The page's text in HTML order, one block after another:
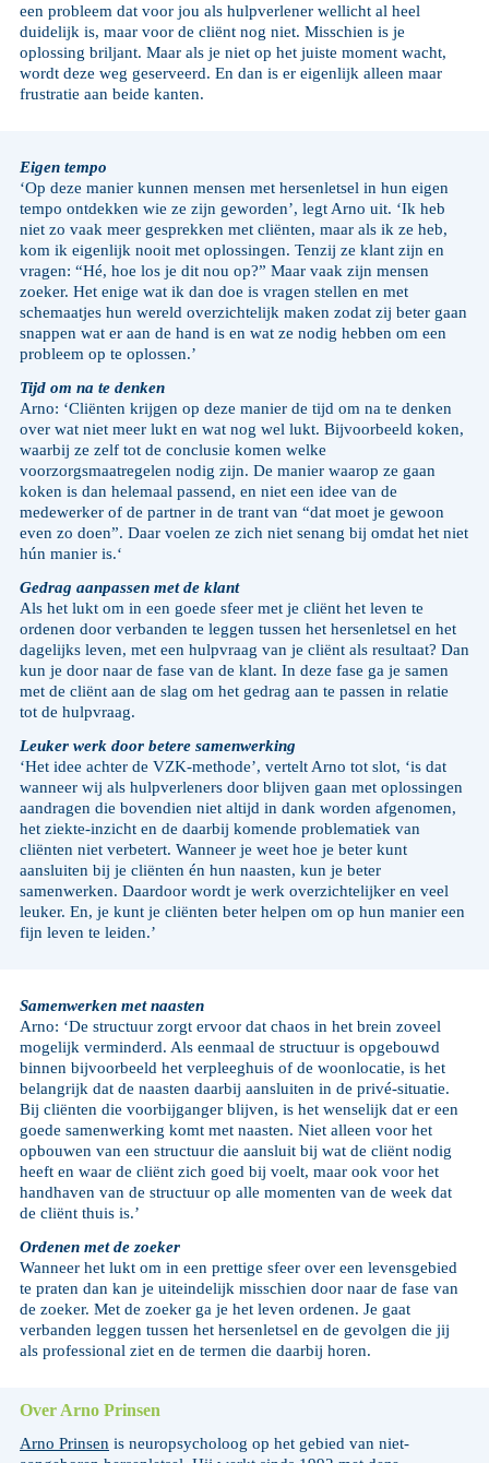
een probleem dat voor jou als hulpverlener wellicht al heel
duidelijk is, maar voor de cliënt nog niet. Misschien is je
oplossing briljant. Maar als je niet op het juiste moment wacht,
wordt deze weg geserveerd. En dan is er eigenlijk alleen maar
frustratie aan beide kanten.
Eigen tempo
‘Op deze manier kunnen mensen met hersenletsel in hun eigen
tempo ontdekken wie ze zijn geworden’, legt Arno uit. ‘Ik heb
niet zo vaak meer gesprekken met cliënten, maar als ik ze heb,
kom ik eigenlijk nooit met oplossingen. Tenzij ze klant zijn en
vragen: “Hé, hoe los je dit nou op?” Maar vaak zijn mensen
zoeker. Het enige wat ik dan doe is vragen stellen en met
schemaatjes hun wereld overzichtelijk maken zodat zij beter gaan
snappen wat er aan de hand is en wat ze nodig hebben om een
probleem op te oplossen.’
Tijd om na te denken
Arno: ‘Cliënten krijgen op deze manier de tijd om na te denken
over wat niet meer lukt en wat nog wel lukt. Bijvoorbeeld koken,
waarbij ze zelf tot de conclusie komen welke
voorzorgsmaatregelen nodig zijn. De manier waarop ze gaan
koken is dan helemaal passend, en niet een idee van de
medewerker of de partner in de trant van “dat moet je gewoon
even zo doen”. Daar voelen ze zich niet senang bij omdat het niet
hún manier is.‘
Gedrag aanpassen met de klant
Als het lukt om in een goede sfeer met je cliënt het leven te
ordenen door verbanden te leggen tussen het hersenletsel en het
dagelijks leven, met een hulpvraag van je cliënt als resultaat? Dan
kun je door naar de fase van de klant. In deze fase ga je samen
met de cliënt aan de slag om het gedrag aan te passen in relatie
tot de hulpvraag.
Leuker werk door betere samenwerking
‘Het idee achter de VZK-methode’, vertelt Arno tot slot, ‘is dat
wanneer wij als hulpverleners door blijven gaan met oplossingen
aandragen die bovendien niet altijd in dank worden afgenomen,
het ziekte-inzicht en de daarbij komende problematiek van
cliënten niet verbetert. Wanneer je weet hoe je beter kunt
aansluiten bij je cliënten én hun naasten, kun je beter
samenwerken. Daardoor wordt je werk overzichtelijker en veel
leuker. En, je kunt je cliënten beter helpen om op hun manier een
fijn leven te leiden.’
Samenwerken met naasten
Arno: ‘De structuur zorgt ervoor dat chaos in het brein zoveel
mogelijk verminderd. Als eenmaal de structuur is opgebouwd
binnen bijvoorbeeld het verpleeghuis of de woonlocatie, is het
belangrijk dat de naasten daarbij aansluiten in de privé-situatie.
Bij cliënten die voorbijganger blijven, is het wenselijk dat er een
goede samenwerking komt met naasten. Niet alleen voor het
opbouwen van een structuur die aansluit bij wat de cliënt nodig
heeft en waar de cliënt zich goed bij voelt, maar ook voor het
handhaven van de structuur op alle momenten van de week dat
de cliënt thuis is.’
Ordenen met de zoeker
Wanneer het lukt om in een prettige sfeer over een levensgebied
te praten dan kan je uiteindelijk misschien door naar de fase van
de zoeker. Met de zoeker ga je het leven ordenen. Je gaat
verbanden leggen tussen het hersenletsel en de gevolgen die jij
als professional ziet en de termen die daarbij horen.
Over Arno Prinsen
Arno Prinsen is neuropsycholoog op het gebied van niet-